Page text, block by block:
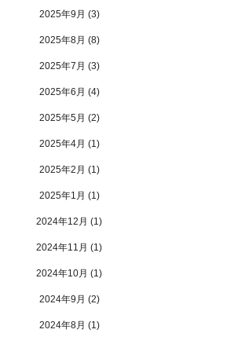
2025年9月 (3)
2025年8月 (8)
2025年7月 (3)
2025年6月 (4)
2025年5月 (2)
2025年4月 (1)
2025年2月 (1)
2025年1月 (1)
2024年12月 (1)
2024年11月 (1)
2024年10月 (1)
2024年9月 (2)
2024年8月 (1)